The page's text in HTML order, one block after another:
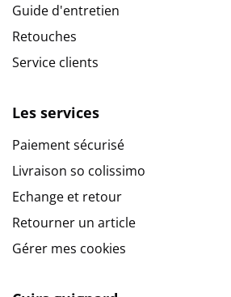
Guide d'entretien
Retouches
Service clients
Les services
Paiement sécurisé
Livraison so colissimo
Echange et retour
Retourner un article
Gérer mes cookies